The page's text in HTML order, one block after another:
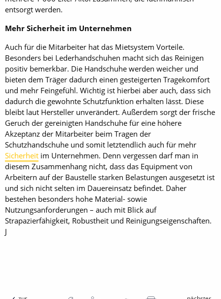
entsorgt werden.
Mehr Sicherheit im Unternehmen
Auch für die Mitarbeiter hat das Mietsystem Vorteile.
Besonders bei Lederhandschuhen macht sich das Reinigen
positiv bemerkbar. Die Handschuhe werden weicher und
bieten dem Träger dadurch einen gesteigerten Tragekomfort
und mehr Feingefühl. Wichtig ist hierbei aber auch, dass sich
dadurch die gewohnte Schutzfunktion erhalten lässt. Diese
bleibt laut Hersteller unverändert. Außerdem sorgt der frische
Geruch der gereinigten Handschuhe für eine höhere
Akzeptanz der Mitarbeiter beim Tragen der
Schutzhandschuhe und somit letztendlich auch für mehr
Sicherheit im Unternehmen. Denn vergessen darf man in
diesem Zusammenhang nicht, dass das Equipment von
Arbeitern auf der Baustelle starken Belastungen ausgesetzt ist
und sich nicht selten im Dauereinsatz befindet. Daher
bestehen besonders hohe Material- sowie
Nutzungsanforderungen – auch mit Blick auf
Strapazierfähigkeit, Robustheit und Reinigungseigenschaften.
J